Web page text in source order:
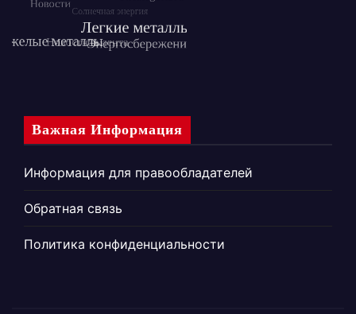
Важная Информация
Информация для правообладателей
Обратная связь
Политика конфиденциальности